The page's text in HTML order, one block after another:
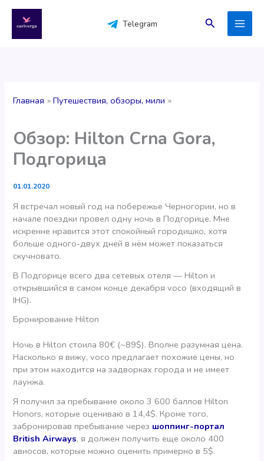
содержимому
Telegram Поиск
Главная Путешествия, обзоры, мили
Обзор: Hilton Crna Gora,
Подгорица
01.01.2020
Я встречал новый год на побережье Черногории, но в
начале поездки провел одну ночь в Подгорице. Мне
искренне нравится этот спокойный городишко, хотя
больше одного-двух дней в нём может показаться
скучновато.
В Подгорице всего два сетевых отеля — Hilton и
открывшийся в самом конце декабря voco (входящий в
IHG).
Бронирование Hilton
Ночь в Hilton стоила 80€ (~89$). Вполне разумная цена.
Насколько я вижу, voco предлагает похожие цены, но
при этом находится на задворках города и не имеет
лаунжа.
Я получил за пребывание около 3 600 баллов Hilton
Honors, которые оцениваю в 14,4$. Кроме того,
забронировав пребывание через шоппинг-портал
British Airways, я должен получить еще около 400
авиосов, которые можно оценить примерно в 5$.